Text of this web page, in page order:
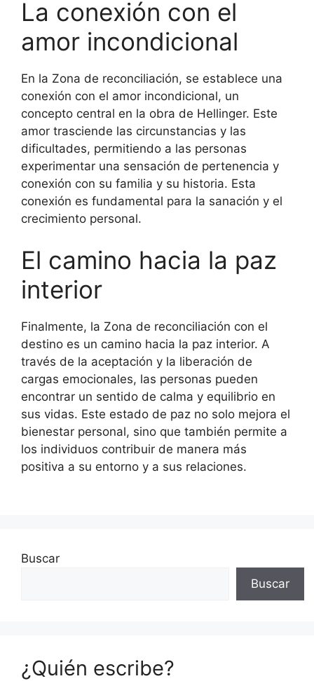
La conexión con el
amor incondicional
En la Zona de reconciliación, se establece una
conexión con el amor incondicional, un
concepto central en la obra de Hellinger. Este
amor trasciende las circunstancias y las
dificultades, permitiendo a las personas
experimentar una sensación de pertenencia y
conexión con su familia y su historia. Esta
conexión es fundamental para la sanación y el
crecimiento personal.
El camino hacia la paz
interior
Finalmente, la Zona de reconciliación con el
destino es un camino hacia la paz interior. A
través de la aceptación y la liberación de
cargas emocionales, las personas pueden
encontrar un sentido de calma y equilibrio en
sus vidas. Este estado de paz no solo mejora el
bienestar personal, sino que también permite a
los individuos contribuir de manera más
positiva a su entorno y a sus relaciones.
Buscar
Buscar
¿Quién escribe?